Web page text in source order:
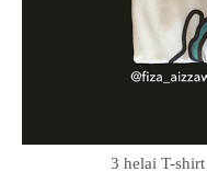
3 helai T-